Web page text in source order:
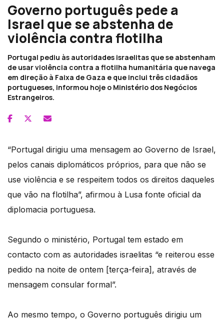
Governo português pede a
Israel que se abstenha de
violência contra flotilha
Portugal pediu às autoridades israelitas que se abstenham
de usar violência contra a flotilha humanitária que navega
em direção à Faixa de Gaza e que inclui três cidadãos
portugueses, informou hoje o Ministério dos Negócios
Estrangeiros.
“Portugal dirigiu uma mensagem ao Governo de Israel,
pelos canais diplomáticos próprios, para que não se
use violência e se respeitem todos os direitos daqueles
que vão na flotilha”, afirmou à Lusa fonte oficial da
diplomacia portuguesa.
Segundo o ministério, Portugal tem estado em
contacto com as autoridades israelitas “e reiterou esse
pedido na noite de ontem [terça-feira], através de
mensagem consular formal”.
Ao mesmo tempo, o Governo português dirigiu um